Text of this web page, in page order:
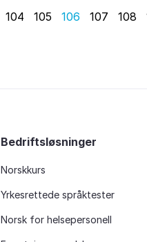
104 105 106 107 108
Bedriftsløsninger
Norskkurs
Yrkesrettede språktester
Norsk for helsepersonell